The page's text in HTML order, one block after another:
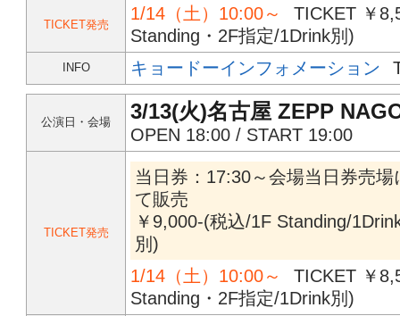
TICKET発売
1/14（土）10:00～
TICKET ￥
Standing・2F指定/1Drink別)
INFO キョードーインフォメーション
公演日・会場 3/13(火)名古屋 ZEPP
OPEN 18:00 / START 19:00
TICKET発売
当日券：17:30～会場当日券売場
て販売
￥9,000-(税込/1F Standing/
別)
1/14（土）10:00～
TICKET ￥
Standing・2F指定/1Drink別)